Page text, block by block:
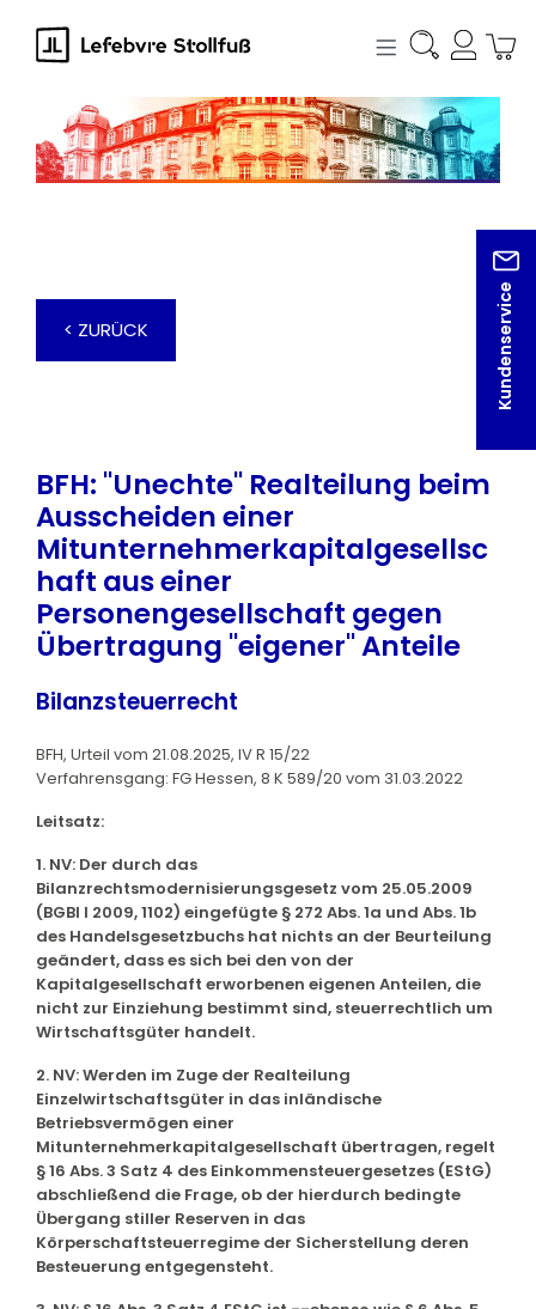
springen
Kundenservice
< ZURÜCK
BFH: "Unechte" Realteilung beim
Ausscheiden einer
Mitunternehmerkapitalgesellsc
haft aus einer
Personengesellschaft gegen
Übertragung "eigener" Anteile
Bilanzsteuerrecht
BFH, Urteil vom 21.08.2025, IV R 15/22
Verfahrensgang: FG Hessen, 8 K 589/20 vom 31.03.2022
Leitsatz:
1. NV: Der durch das
Bilanzrechtsmodernisierungsgesetz vom 25.05.2009
(BGBl I 2009, 1102) eingefügte § 272 Abs. 1a und Abs. 1b
des Handelsgesetzbuchs hat nichts an der Beurteilung
geändert, dass es sich bei den von der
Kapitalgesellschaft erworbenen eigenen Anteilen, die
nicht zur Einziehung bestimmt sind, steuerrechtlich um
Wirtschaftsgüter handelt.
2. NV: Werden im Zuge der Realteilung
Einzelwirtschaftsgüter in das inländische
Betriebsvermögen einer
Mitunternehmerkapitalgesellschaft übertragen, regelt
§ 16 Abs. 3 Satz 4 des Einkommensteuergesetzes (EStG)
abschließend die Frage, ob der hierdurch bedingte
Übergang stiller Reserven in das
Körperschaftsteuerregime der Sicherstellung deren
Besteuerung entgegensteht.